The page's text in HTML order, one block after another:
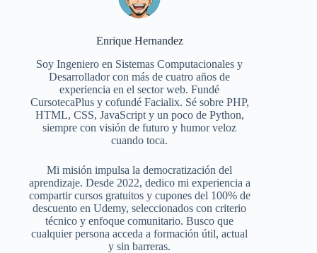
Enrique Hernandez
Soy Ingeniero en Sistemas Computacionales y
Desarrollador con más de cuatro años de
experiencia en el sector web. Fundé
CursotecaPlus y cofundé Facialix. Sé sobre PHP,
HTML, CSS, JavaScript y un poco de Python,
siempre con visión de futuro y humor veloz
cuando toca.
Mi misión impulsa la democratización del
aprendizaje. Desde 2022, dedico mi experiencia a
compartir cursos gratuitos y cupones del 100% de
descuento en Udemy, seleccionados con criterio
técnico y enfoque comunitario. Busco que
cualquier persona acceda a formación útil, actual
y sin barreras.